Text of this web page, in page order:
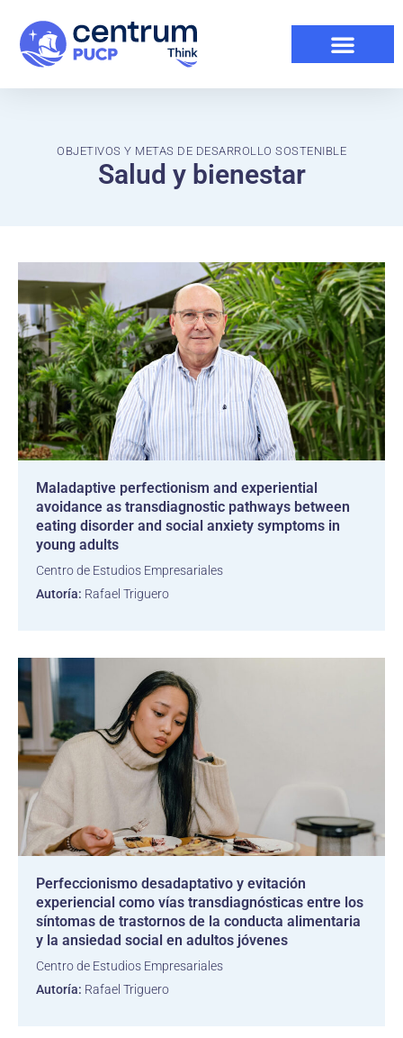
OBJETIVOS Y METAS DE DESARROLLO SOSTENIBLE
Salud y bienestar
Maladaptive perfectionism and experiential
avoidance as transdiagnostic pathways between
eating disorder and social anxiety symptoms in
young adults
Centro de Estudios Empresariales
Autoría: Rafael Triguero
Perfeccionismo desadaptativo y evitación
experiencial como vías transdiagnósticas entre los
síntomas de trastornos de la conducta alimentaria
y la ansiedad social en adultos jóvenes
Centro de Estudios Empresariales
Autoría: Rafael Triguero